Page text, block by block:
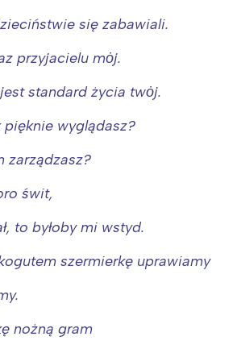
się zabawiali.
przyjacielu mȯj.
standard życia twȯj.
wyglądasz?
zarządzasz?
świt,
to byłoby mi wstyd.
szermierkę uprawiamy
nożną gram